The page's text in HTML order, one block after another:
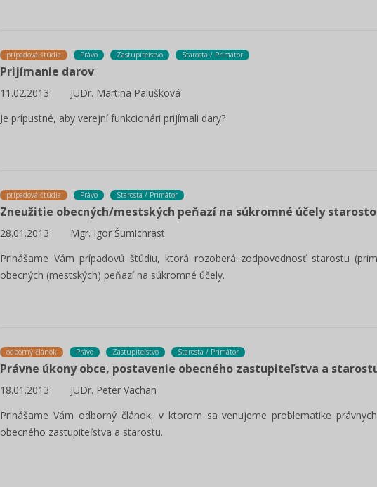
prípadová štúdia Právo Zastupiteľstvo Starosta / Primátor
Prijímanie darov
11.02.2013
JUDr. Martina Palušková
Je prípustné, aby verejní funkcionári prijímali dary?
prípadová štúdia Právo Starosta / Primátor
Zneužitie obecných/mestských peňazí na súkromné účely
28.01.2013
Mgr. Igor Šumichrast
Prinášame Vám prípadovú štúdiu, ktorá rozoberá zodpovednosť starostu
obecných (mestských) peňazí na súkromné účely.
odborný článok Právo Zastupiteľstvo Starosta / Primátor
Právne úkony obce, postavenie obecného zastupiteľstva a
18.01.2013
JUDr. Peter Vachan
Prinášame Vám odborný článok, v ktorom sa venujeme problematike
obecného zastupiteľstva a starostu.